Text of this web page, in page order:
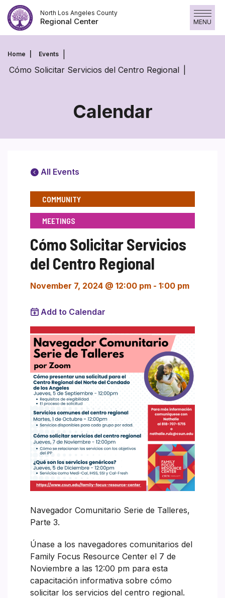
Skip
to
content
North Los Angeles County
Regional Center MENU
Home Events
Cómo Solicitar Servicios del Centro Regional
Calendar
All Events
COMMUNITY
MEETINGS
Cómo Solicitar Servicios
del Centro Regional
November 7, 2024 @ 12:00 pm - 1:00 pm
Add to Calendar
Navegador Comunitario Serie de Talleres,
Parte 3.
Únase a los navegadores comunitarios del
Family Focus Resource Center el 7 de
Noviembre a las 12:00 pm para esta
capacitación informativa sobre cómo
solicitar los servicios del centro regional.